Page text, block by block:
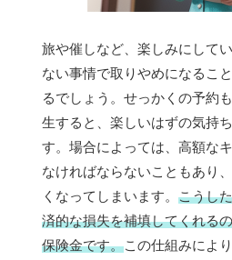
旅や催しなど、楽しみにして
ない事情で取りやめになるこ
るでしょう。せっかくの予約
生すると、楽しいはずの気持
す。場合によっては、高額な
なければならないこともあり
くなってしまいます。 こうし
済的な損失を補填してくれる
保険金です。この仕組みによ